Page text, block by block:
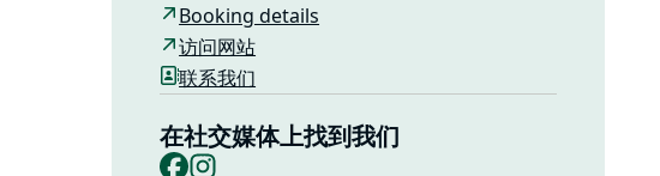
Booking details
访问网站
联系我们
在社交媒体上找到我们
Facebook